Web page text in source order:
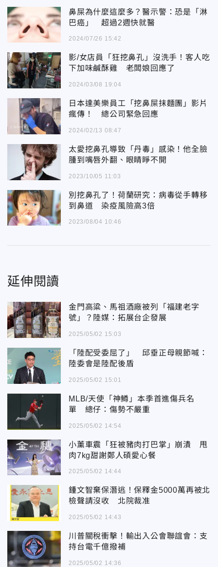
鼻屎為什麼這麼多？醫示警：恐是「淋
巴癌」 超過2週快就醫
2024/07/26 15:42
影/女店員「狂挖鼻孔」沒洗手！客人吃
下加味鹹酥雞 老闆娘回應了
2024/03/08 19:04
日本達美樂員工「挖鼻屎抹麵團」影片
瘋傳！ 總公司緊急回應
2024/02/13 08:47
太愛挖鼻孔導致「丹毒」感染！他全臉
腫到嘴唇外翻、眼睛睜不開
2023/10/05 11:03
別挖鼻孔了！荷蘭研究：病毒從手轉移
到鼻道 染疫風險高3倍
2023/08/04 10:46
延伸閱讀
金門高粱、馬祖酒廠被列「福建老字
號」？陸媒：拓展台企發展
2025/05/02 15:03
「陸配受委屈了」 邱垂正母親節喊：
陸委會是陸配後盾
2025/05/02 15:01
MLB/天使「神鱒」本季首進傷兵名
單 總仔：傷勢不嚴重
2025/05/02 14:54
小薰車震「狂被豬肉打巴掌」崩潰 甩
肉7kg甜謝鄭人碩愛心餐
2025/05/02 14:44
鍾文智棄保潛逃！保釋金5000萬再被北
檢聲請沒收 北院裁准
2025/05/02 14:43
川普關稅衝擊！輸出入公會聯誼會：支
持台電千億撥補
2025/05/02 14:36